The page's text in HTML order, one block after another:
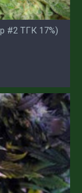
#2 ТГК 17%)